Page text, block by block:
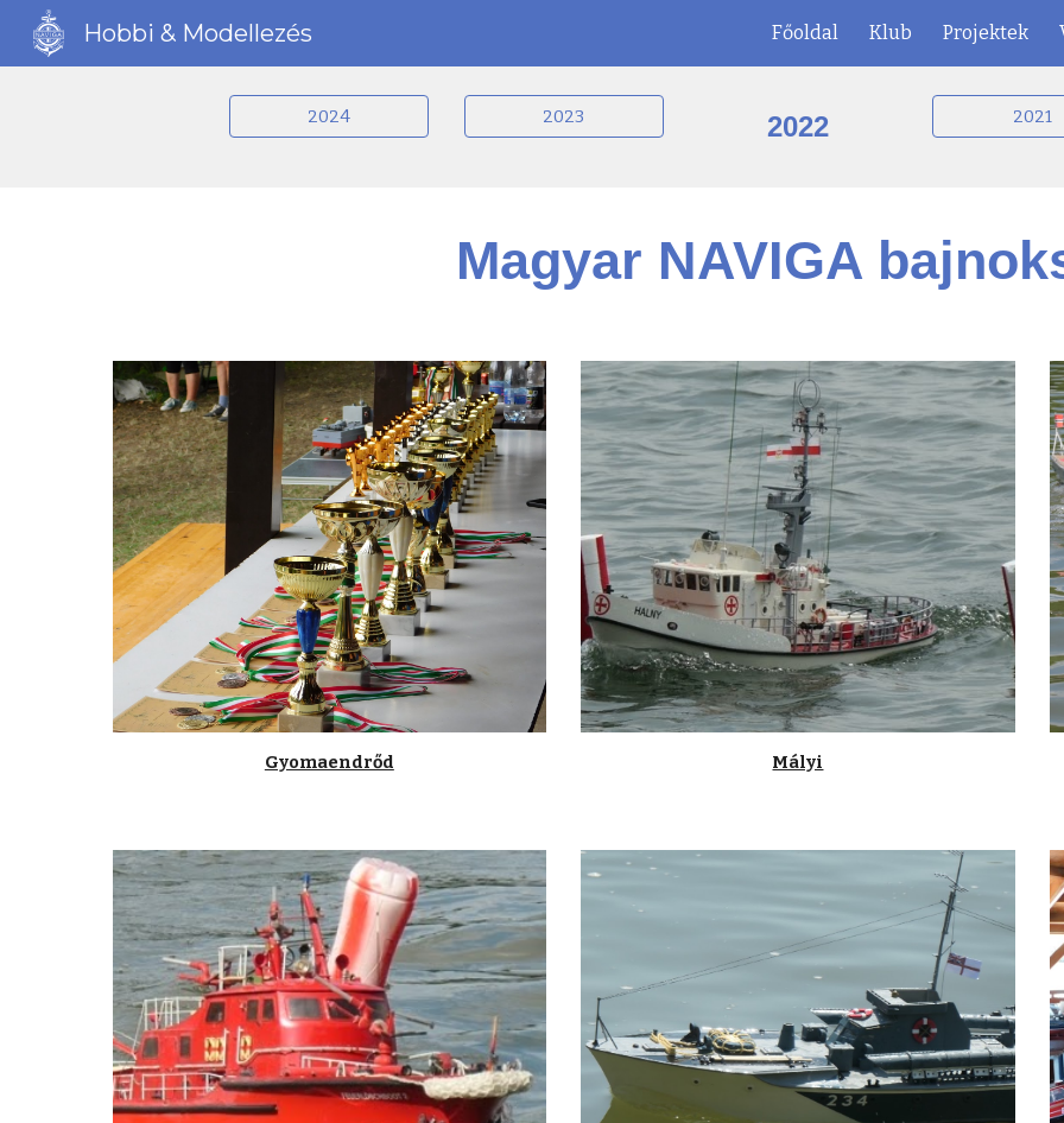
Skip to
Hobbi & Modellezés Főoldal Klub Projektek
2024 2023 2022 2021
Magyar NAVIGA
Gyomaendrőd Mályi